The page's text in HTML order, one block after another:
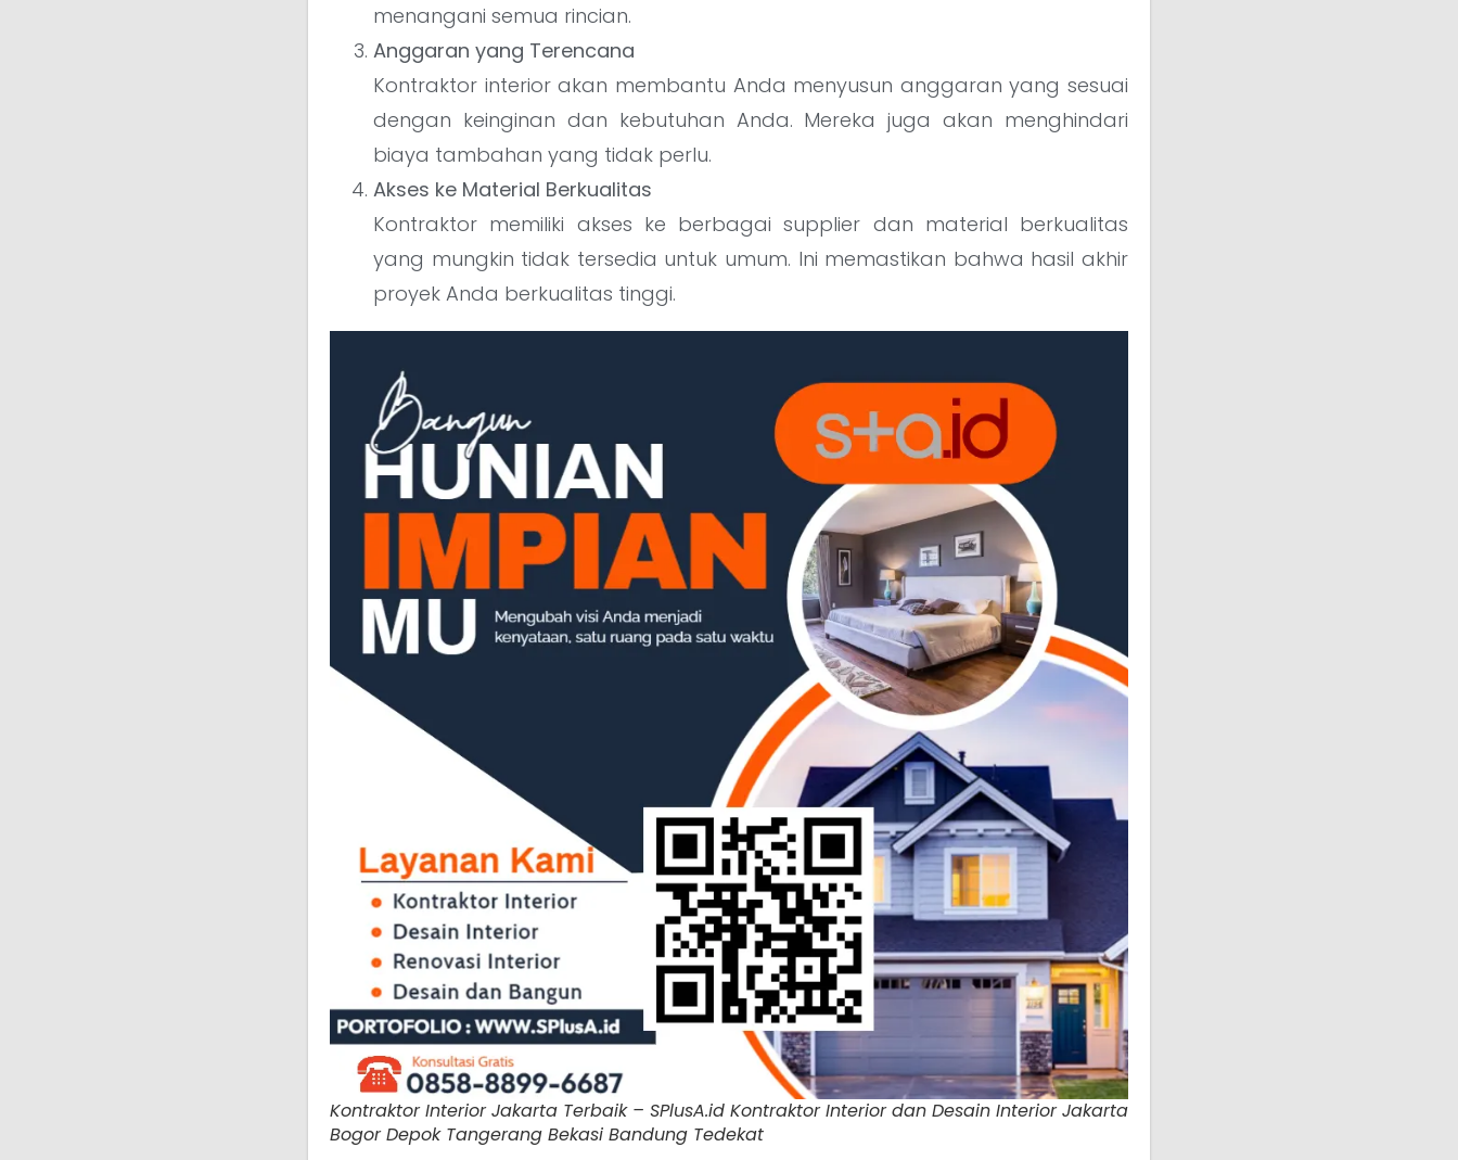
menangani semua rincian.
Anggaran yang Terencana
Kontraktor interior akan membantu Anda menyusun anggaran yang sesuai
dengan keinginan dan kebutuhan Anda. Mereka juga akan menghindari
biaya tambahan yang tidak perlu.
Akses ke Material Berkualitas
Kontraktor memiliki akses ke berbagai supplier dan material berkualitas
yang mungkin tidak tersedia untuk umum. Ini memastikan bahwa hasil akhir
proyek Anda berkualitas tinggi.
Kontraktor Interior Jakarta Terbaik – SPlusA.id Kontraktor Interior dan Desain Interior Jakarta
Bogor Depok Tangerang Bekasi Bandung Tedekat